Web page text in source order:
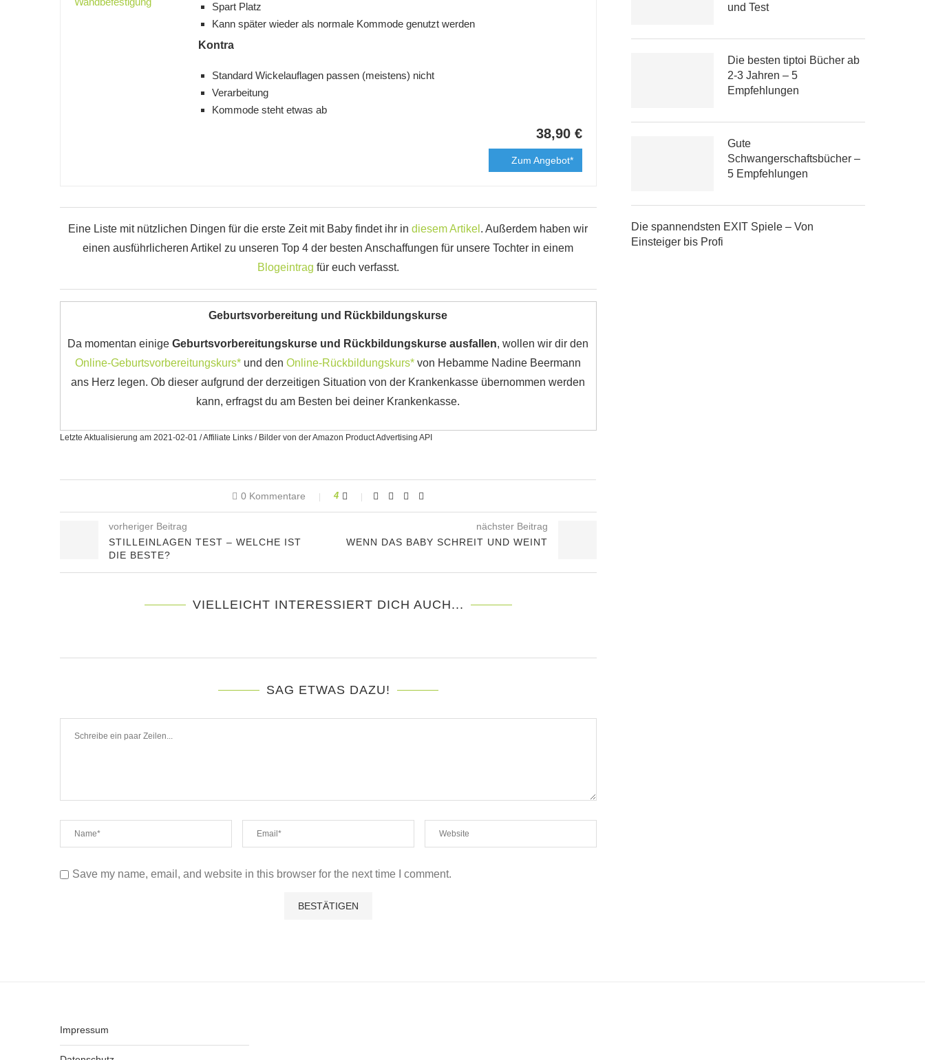
Spart Platz
Kann später wieder als normale Kommode genutzt werden
Kontra
Standard Wickelauflagen passen (meistens) nicht
Verarbeitung
Kommode steht etwas ab
38,90 €
Zum Angebot*
Eine Liste mit nützlichen Dingen für die erste Zeit mit Baby findet ihr indiesem Artikel . Außerdem haben wir
einen ausführlicheren Artikel zu unseren Top 4 der besten Anschaffungen für unsere Tochter in einem
Blogeintrag für euch verfasst.
Geburtsvorbereitung und Rückbildungskurse
Da momentan einigeGeburtsvorbereitungskurse und Rückbildungskurse ausfallen, wollen wir dir den
Online-Geburtsvorbereitungskurs* und denOnline-Rückbildungskurs* von Hebamme Nadine Beermann
ans Herz legen. Ob dieser aufgrund der derzeitigen Situation von der Krankenkasse übernommen werden
kann, erfragst du am Besten bei deiner Krankenkasse.
Letzte Aktualisierung am 2021-02-01 / Affiliate Links / Bilder von der Amazon Product Advertising API
0 Kommentare 4
vorheriger Beitrag
STILLEINLAGEN TEST – WELCHE IST
DIE BESTE?
nächster Beitrag
WENN DAS BABY SCHREIT UND WEINT
VIELLEICHT INTERESSIERT DICH AUCH...
SAG ETWAS DAZU!
Save my name, email, and website in this browser for the next time I comment.
und Test
Die besten tiptoi Bücher ab
2-3 Jahren – 5
Empfehlungen
Gute
Schwangerschaftsbücher –
5 Empfehlungen
Die spannendsten EXIT Spiele – Von
Einsteiger bis Profi
Impressum